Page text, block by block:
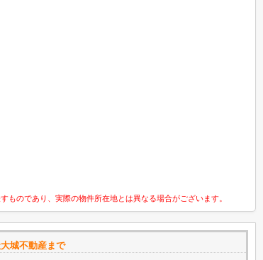
のであり、実際の物件所在地とは異なる場合がございます。
城不動産まで